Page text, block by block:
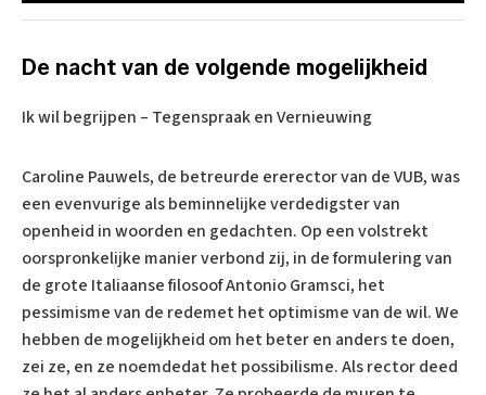
De nacht van de volgende mogelijkheid
Ik wil begrijpen – Tegenspraak en Vernieuwing
Caroline Pauwels, de betreurde ererector van de VUB, was
een evenvurige als beminnelijke verdedigster van
openheid in woorden en gedachten. Op een volstrekt
oorspronkelijke manier verbond zij, in de formulering van
de grote Italiaanse filosoof Antonio Gramsci, het
pessimisme van de redemet het optimisme van de wil. We
hebben de mogelijkheid om het beter en anders te doen,
zei ze, en ze noemdedat het possibilisme. Als rector deed